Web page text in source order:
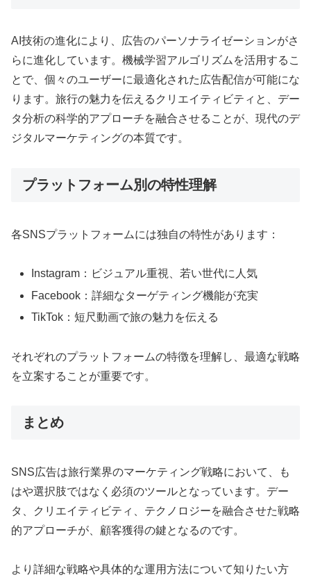
AI技術の進化により、広告のパーソナライゼーションがさ
らに進化しています。機械学習アルゴリズムを活用するこ
とで、個々のユーザーに最適化された広告配信が可能にな
ります。旅行の魅力を伝えるクリエイティビティと、デー
タ分析の科学的アプローチを融合させることが、現代のデ
ジタルマーケティングの本質です。
プラットフォーム別の特性理解
各SNSプラットフォームには独自の特性があります：
Instagram：ビジュアル重視、若い世代に人気
Facebook：詳細なターゲティング機能が充実
TikTok：短尺動画で旅の魅力を伝える
それぞれのプラットフォームの特徴を理解し、最適な戦略
を立案することが重要です。
まとめ
SNS広告は旅行業界のマーケティング戦略において、も
はや選択肢ではなく必須のツールとなっています。デー
タ、クリエイティビティ、テクノロジーを融合させた戦略
的アプローチが、顧客獲得の鍵となるのです。
より詳細な戦略や具体的な運用方法について知りたい方